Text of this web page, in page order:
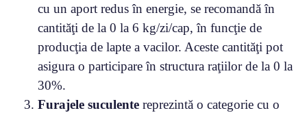
cu un aport redus în energie, se recomandă în
cantităţi de la 0 la 6 kg/zi/cap, în funcţie de
producţia de lapte a vacilor. Aceste cantităţi pot
asigura o participare în structura raţiilor de la 0 la
30%.
Furajele suculente reprezintă o categorie cu o